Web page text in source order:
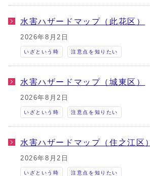
水害ハザードマップ（此花区）
2026年8月2日
いざという時 注意点を知りたい
水害ハザードマップ（城東区）
2026年8月2日
いざという時 注意点を知りたい
水害ハザードマップ（住之江区）
2026年8月2日
いざという時 注意点を知りたい